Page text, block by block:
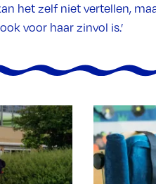
het zelf niet vertellen,
voor haar zinvol is.’